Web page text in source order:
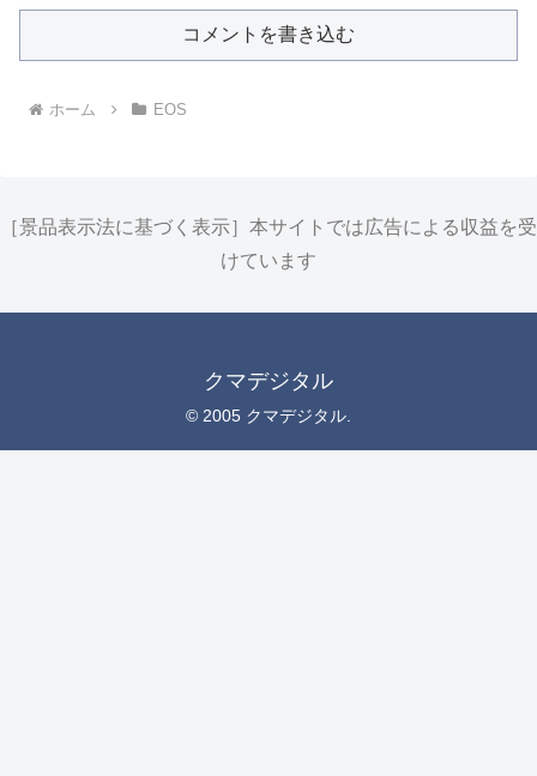
コメントを書き込む
ホーム EOS
［景品表示法に基づく表示］本サイトでは広告による収益を受
けています
クマデジタル
© 2005 クマデジタル.